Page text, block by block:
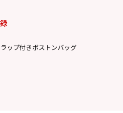
ップ付きボストンバッグ